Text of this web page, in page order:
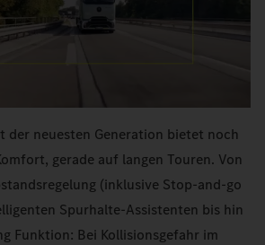
der neuesten Generation bietet noch
gerade auf langen Touren. Von
(inklusive Stop-and-go
Spurhalte-Assistenten bis hin
Funktion: Bei Kollisionsgefahr im